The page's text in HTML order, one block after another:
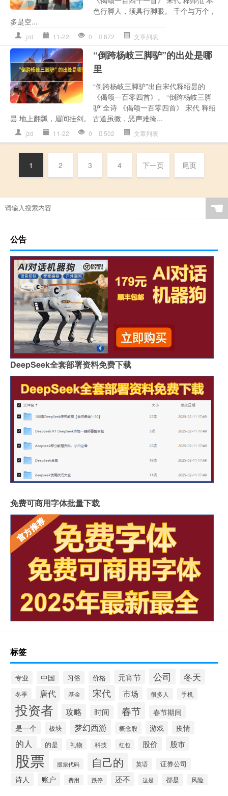
色行脚人，须具行脚眼。 千个与万个，
多是空...
jzd 11-22 0 872 文章列表
“倒跨杨岐三脚驴”的出处是哪
里
“倒跨杨岐三脚驴”出自宋代释绍昙的
《偈颂一百零四首》。 “倒跨杨岐三脚
驴”全诗 《偈颂一百零四首》 宋代 释绍
昙 地上翻瓢，眉间挂剑。 古道虽微，恶声难掩...
jzd 11-22 0 502 文章列表
1 2 3 4 下一页 尾页
☚
公告
DeepSeek全套部署资料免费下载
免费可商用字体批量下载
标签
专业 中国 习俗 价格 元宵节 公司 冬天
冬季 唐代 基金 宋代 市场 很多人 手机
投资者 攻略 时间 春节
春节期间
是一个
板块 梦幻西游 概念股 游戏 疫情
的人 的是 礼物 科技 红包 股价 股市
股票 股票代码 自己的 英语 证券公司
诗人 账户 费用 跌停 还不 这是 都是 风险